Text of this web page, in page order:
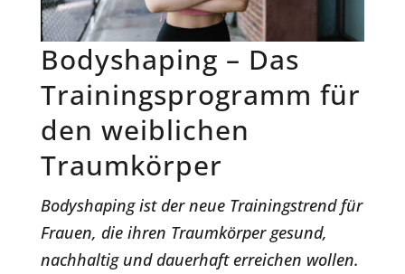
Bodyshaping – Das
Trainingsprogramm für
den weiblichen
Traumkörper
Bodyshaping ist der neue Trainingstrend für
Frauen, die ihren Traumkörper gesund,
nachhaltig und dauerhaft erreichen wollen.